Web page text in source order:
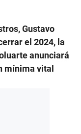
Gustavo
el 2024, la
anunciará
mínima vital